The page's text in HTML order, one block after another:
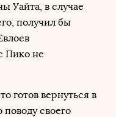
Уайта, в случае
получил бы
Пико не
готов вернуться в
своего